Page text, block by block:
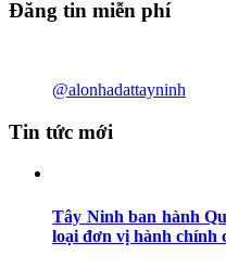
Đăng tin miễn phí
@alonhadattayninh
Tin tức mới
Tây Ninh ban hành
loại đơn vị hành chính